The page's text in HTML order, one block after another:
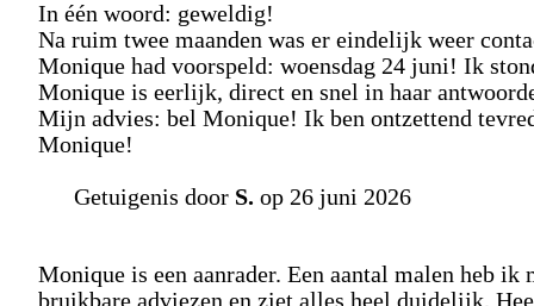
In één woord: geweldig!
Na ruim twee maanden was er eindelijk weer
Monique had voorspeld: woensdag 24 juni! Ik
Monique is eerlijk, direct en snel in haar
Mijn advies: bel Monique! Ik ben ontzettend
Monique!
Getuigenis door S. op 26 juni 2026
Monique is een aanrader. Een aantal malen heb